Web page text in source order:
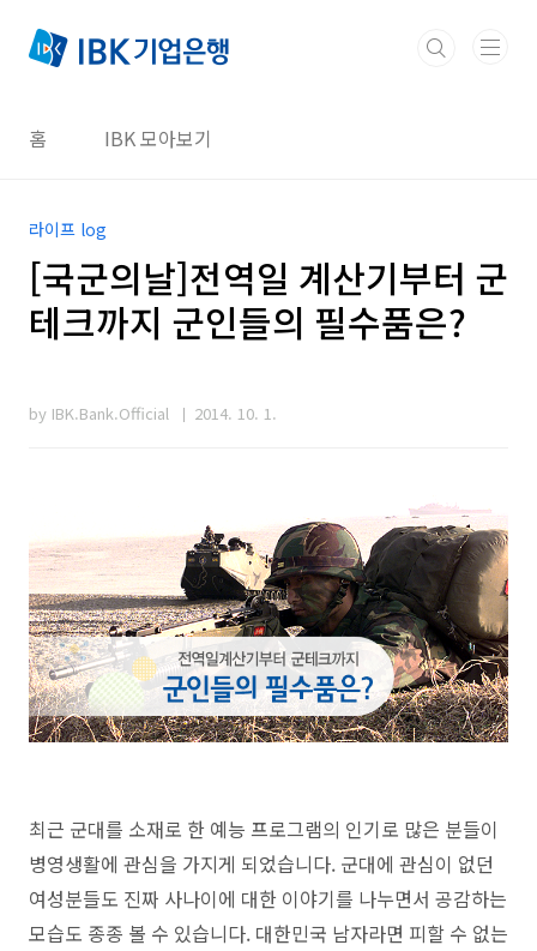
홈 IBK 모아보기
라이프 log
[국군의날]전역일 계산기부터 군
테크까지 군인들의 필수품은?
by IBK.Bank.Official 2014. 10. 1.
최근 군대를 소재로 한 예능 프로그램의 인기로 많은 분들이
병영생활에 관심을 가지게 되었습니다. 군대에 관심이 없던
여성분들도 진짜 사나이에 대한 이야기를 나누면서 공감하는
모습도 종종 볼 수 있습니다. 대한민국 남자라면 피할 수 없는